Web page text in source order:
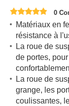
0
Matériaux en
résistance à
La roue de
de portes,
La roue de
grange, les
coulissantes,